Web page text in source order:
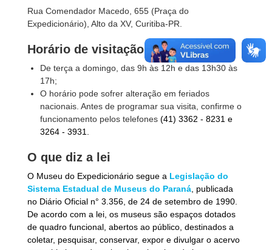
Rua Comendador Macedo, 655 (Praça do
Expedicionário), Alto da XV, Curitiba-PR.
Horário de visitação
De terça a domingo, das 9h às 12h e das 13h30 às
17h;
O horário pode sofrer alteração em feriados
nacionais. Antes de programar sua visita, confirme o
funcionamento pelos telefones(41) 3362 - 8231 e
3264 - 3931.
O que diz a lei
O Museu do Expedicionário segue a Legislação do
Sistema Estadual de Museus do Paraná , publicada
no Diário Oficial n° 3.356, de 24 de setembro de 1990.
De acordo com a lei, os museus são espaços dotados
de quadro funcional, abertos ao público, destinados a
coletar, pesquisar, conservar, expor e divulgar o acervo